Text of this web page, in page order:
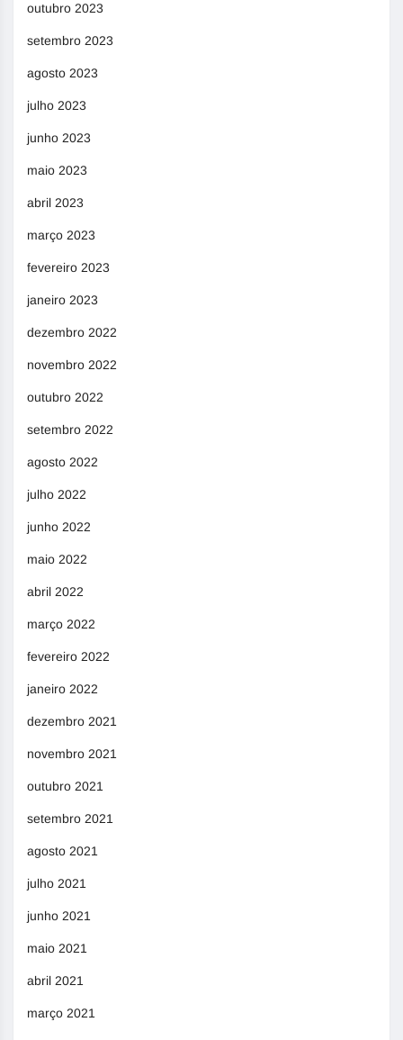
outubro 2023
setembro 2023
agosto 2023
julho 2023
junho 2023
maio 2023
abril 2023
março 2023
fevereiro 2023
janeiro 2023
dezembro 2022
novembro 2022
outubro 2022
setembro 2022
agosto 2022
julho 2022
junho 2022
maio 2022
abril 2022
março 2022
fevereiro 2022
janeiro 2022
dezembro 2021
novembro 2021
outubro 2021
setembro 2021
agosto 2021
julho 2021
junho 2021
maio 2021
abril 2021
março 2021